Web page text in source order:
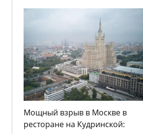
Мощный взрыв в Москве в
ресторане на Кудринской: